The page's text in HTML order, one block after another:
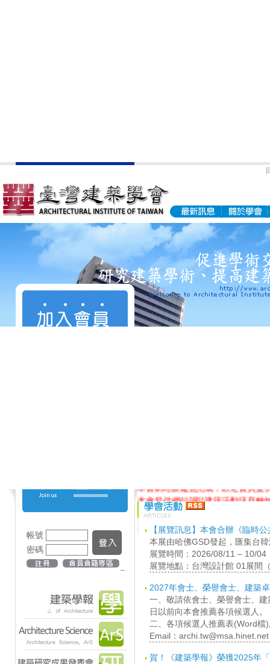
帳號
密碼
本會提供網站張貼建築活動訊息轉
【展覽訊息】本會合辦《臨時
本展由哈佛GSD發起，匯集台
展覽時間：2026/08/11 – 10/
展覽地點：台灣設計館 01展間
2027年會士、榮譽會士、建築
一、敬請依會士、榮譽會士、
日以前向本會推薦各項候選人。
二、各項候選人推薦表(Word
Email：archi.tw@msa.hinet.net
賀！《建築學報》榮獲2025年